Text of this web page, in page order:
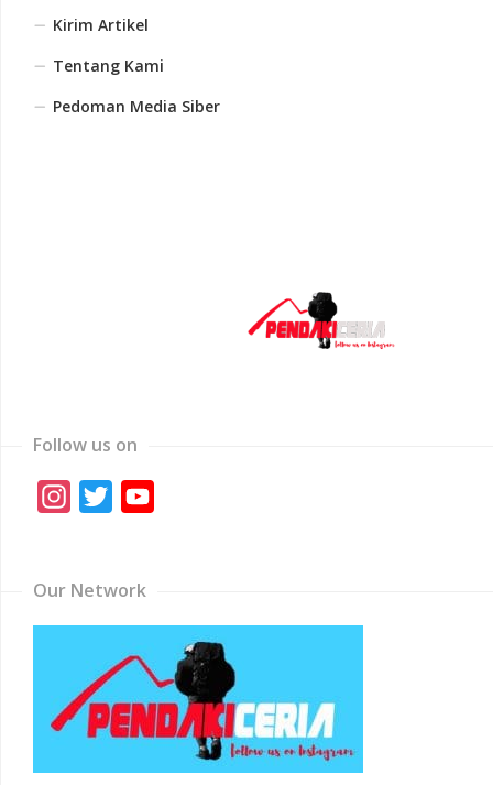
Kirim Artikel
Tentang Kami
Pedoman Media Siber
Follow us on
Instagram
Twitter
Our Network